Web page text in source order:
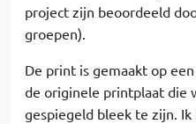
project zijn beoordeeld
groepen).
De print is gemaakt op
de originele printplaat die
gespiegeld bleek te zijn.